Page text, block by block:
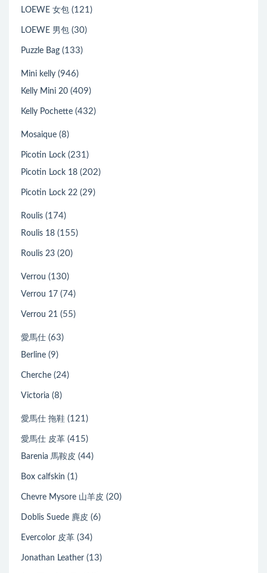
LOEWE 女包 (121)
LOEWE 男包 (30)
Puzzle Bag (133)
Mini kelly (946)
Kelly Mini 20 (409)
Kelly Pochette (432)
Mosaique (8)
Picotin Lock (231)
Picotin Lock 18 (202)
Picotin Lock 22 (29)
Roulis (174)
Roulis 18 (155)
Roulis 23 (20)
Verrou (130)
Verrou 17 (74)
Verrou 21 (55)
愛馬仕 (63)
Berline (9)
Cherche (24)
Victoria (8)
愛馬仕 拖鞋 (121)
愛馬仕 皮革 (415)
Barenia 馬鞍皮 (44)
Box calfskin (1)
Chevre Mysore 山羊皮 (20)
Doblis Suede 麂皮 (6)
Evercolor 皮革 (34)
Jonathan Leather (13)